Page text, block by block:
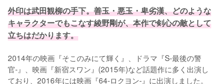
外印は武田観柳の手下。善玉・悪玉・卑劣漢、どのような
キャラクターでもこなす綾野剛が、本作で剣心の敵として
立ちはだかります。
2014年の映画『そこのみにて輝く』、ドラマ『S-最後の警
官-』、映画『新宿スワン』(2015年)など話題作に多く出演し
ており、2016年には映画『64-ロクヨン-』に出演しました。